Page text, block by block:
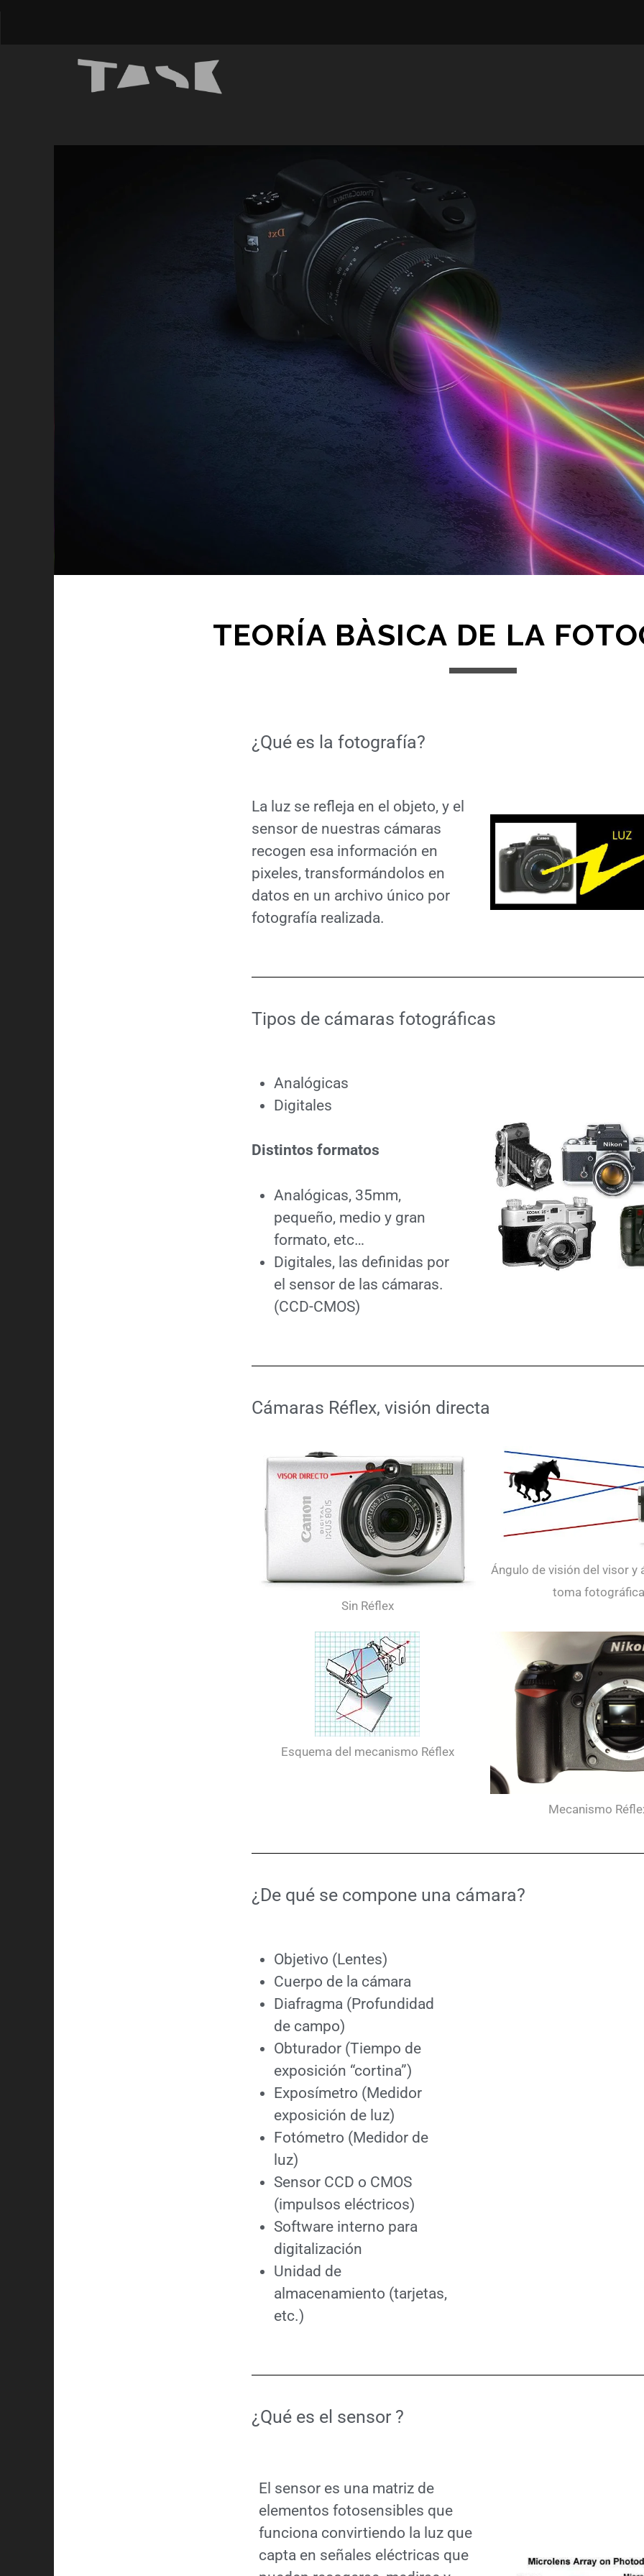
TEORÍA BÀSICA DE LA
¿Qué es la fotografía?
La luz se refleja en el objeto, y el
sensor de nuestras cámaras
recogen esa información en
pixeles, transformándolos en
datos en un archivo único por
fotografía realizada.
Tipos de cámaras fotográficas
Analógicas
Digitales
Distintos formatos
Analógicas, 35mm,
pequeño, medio y gran
formato, etc…
Digitales, las definidas por
el sensor de las cámaras.
(CCD-CMOS)
Cámaras Réflex, visión directa
Sin Réflex
Ángulo de visión del visor y
toma fotográfica
Esquema del mecanismo Réflex
Mecanismo
¿De qué se compone una cámara?
Objetivo (Lentes)
Cuerpo de la cámara
Diafragma (Profundidad
de campo)
Obturador (Tiempo de
exposición “cortina”)
Exposímetro (Medidor
exposición de luz)
Fotómetro (Medidor de
luz)
Sensor CCD o CMOS
(impulsos eléctricos)
Software interno para
digitalización
Unidad de
almacenamiento (tarjetas,
etc.)
¿Qué es el sensor ?
El sensor es una matriz de
elementos fotosensibles que
funciona convirtiendo la luz que
capta en señales eléctricas que